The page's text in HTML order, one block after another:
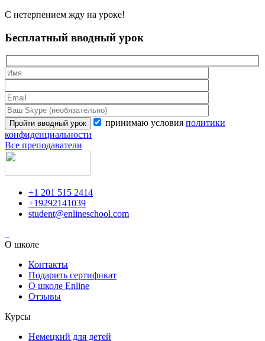
С нетерпением жду на уроке!
Бесплатный вводный урок
принимаю условия политики
конфиденциальности
Все преподаватели
+1 201 515 2414
+19292141039
student@enlineschool.com
О школе
Контакты
Подарить сертификат
О школе Enline
Отзывы
Курсы
Немецкий для детей